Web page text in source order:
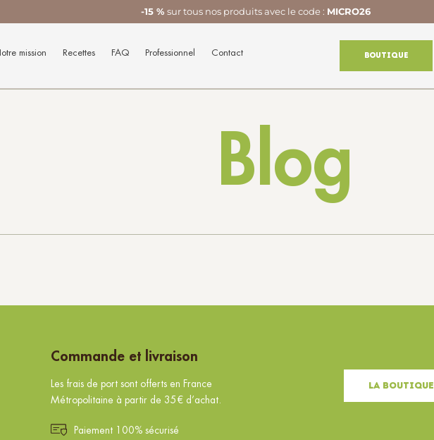
-15 % sur tous nos produits avec le code : MICRO26
mission Recettes FAQ Professionnel Contact Boutique
Blog
Commande et livraison
Les frais de port sont offerts en France
Métropolitaine à partir de 35€ d’achat.
Paiement 100% sécurisé
La Boutique